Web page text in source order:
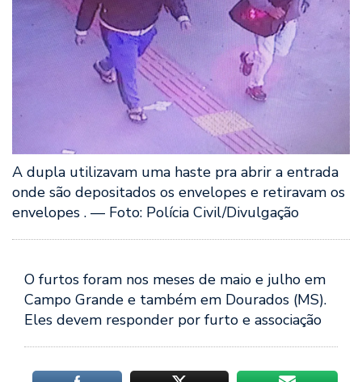
A dupla utilizavam uma haste pra abrir a entrada
onde são depositados os envelopes e retiravam os
envelopes . — Foto: Polícia Civil/Divulgação
O furtos foram nos meses de maio e julho em
Campo Grande e também em Dourados (MS).
Eles devem responder por furto e associação